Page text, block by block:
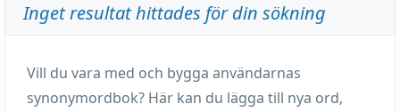
Inget resultat hittades för din sökning
Vill du vara med och bygga användarnas
synonymordbok? Här kan du lägga till nya ord,